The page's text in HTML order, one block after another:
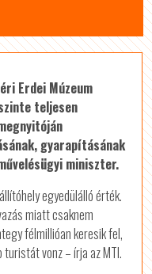
Erdei Múzeum
teljesen
gyarapításának
miniszter.
egyedülálló érték.
miatt csaknem
félmillióan keresik fel,
vonz – írja az MTI.